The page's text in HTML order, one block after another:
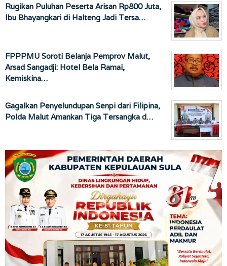
Rugikan Puluhan Peserta Arisan Rp800 Juta,
Ibu Bhayangkari di Halteng Jadi Tersa…
FPPPMU Soroti Belanja Pemprov Malut,
Arsad Sangadji: Hotel Bela Ramai,
Kemiskina…
Gagalkan Penyelundupan Senpi dari Filipina,
Polda Malut Amankan Tiga Tersangka d…